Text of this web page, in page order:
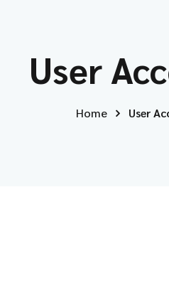
User
Home User